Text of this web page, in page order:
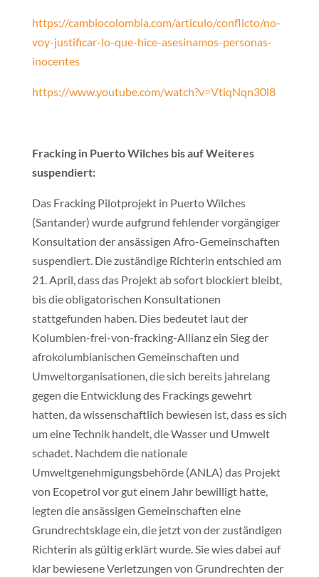
https://cambiocolombia.com/articulo/conflicto/no-
voy-justificar-lo-que-hice-asesinamos-personas-
inocentes
https://www.youtube.com/watch?v=VtiqNqn30l8
Fracking in Puerto Wilches bis auf Weiteres
suspendiert:
Das Fracking Pilotprojekt in Puerto Wilches
(Santander) wurde aufgrund fehlender vorgängiger
Konsultation der ansässigen Afro-Gemeinschaften
suspendiert. Die zuständige Richterin entschied am
21. April, dass das Projekt ab sofort blockiert bleibt,
bis die obligatorischen Konsultationen
stattgefunden haben. Dies bedeutet laut der
Kolumbien-frei-von-fracking-Allianz ein Sieg der
afrokolumbianischen Gemeinschaften und
Umweltorganisationen, die sich bereits jahrelang
gegen die Entwicklung des Frackings gewehrt
hatten, da wissenschaftlich bewiesen ist, dass es sich
um eine Technik handelt, die Wasser und Umwelt
schadet. Nachdem die nationale
Umweltgenehmigungsbehörde (ANLA) das Projekt
von Ecopetrol vor gut einem Jahr bewilligt hatte,
legten die ansässigen Gemeinschaften eine
Grundrechtsklage ein, die jetzt von der zuständigen
Richterin als gültig erklärt wurde. Sie wies dabei auf
klar bewiesene Verletzungen von Grundrechten der